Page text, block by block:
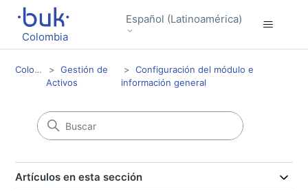
Colombia
Español (Latinoamérica)
Colombia
Gestión de
Activos
Configuración del módulo e
información general
Artículos en esta sección